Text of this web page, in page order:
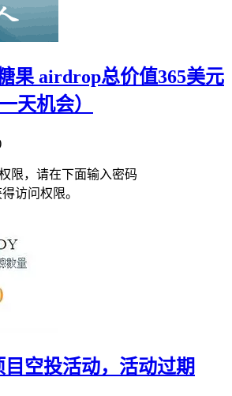
果 airdrop总价值365美元
天机会）
限，请在下面输入密码
访问权限。
目空投活动，活动过期